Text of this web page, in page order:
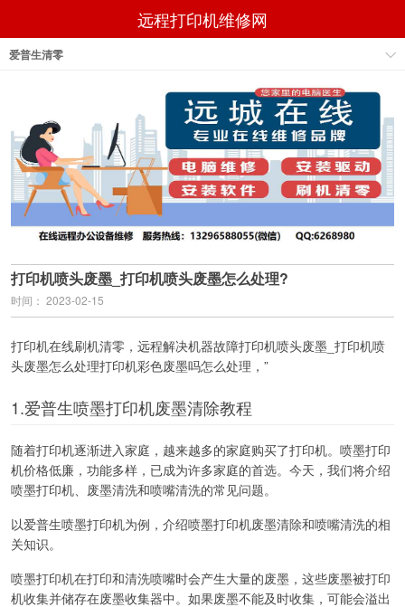
远程打印机维修网
爱普生清零
打印机喷头废墨_打印机喷头废墨怎么处理?
时间： 2023-02-15
打印机在线刷机清零，远程解决机器故障打印机喷头废墨_打印机喷
头废墨怎么处理打印机彩色废墨吗怎么处理，”
1.爱普生喷墨打印机废墨清除教程
随着打印机逐渐进入家庭，越来越多的家庭购买了打印机。喷墨打印
机价格低廉，功能多样，已成为许多家庭的首选。今天，我们将介绍
喷墨打印机、废墨清洗和喷嘴清洗的常见问题。
以爱普生喷墨打印机为例，介绍喷墨打印机废墨清除和喷嘴清洗的相
关知识。
喷墨打印机在打印和清洗喷嘴时会产生大量的废墨，这些废墨被打印
机收集并储存在废墨收集器中。如果废墨不能及时收集，可能会溢出